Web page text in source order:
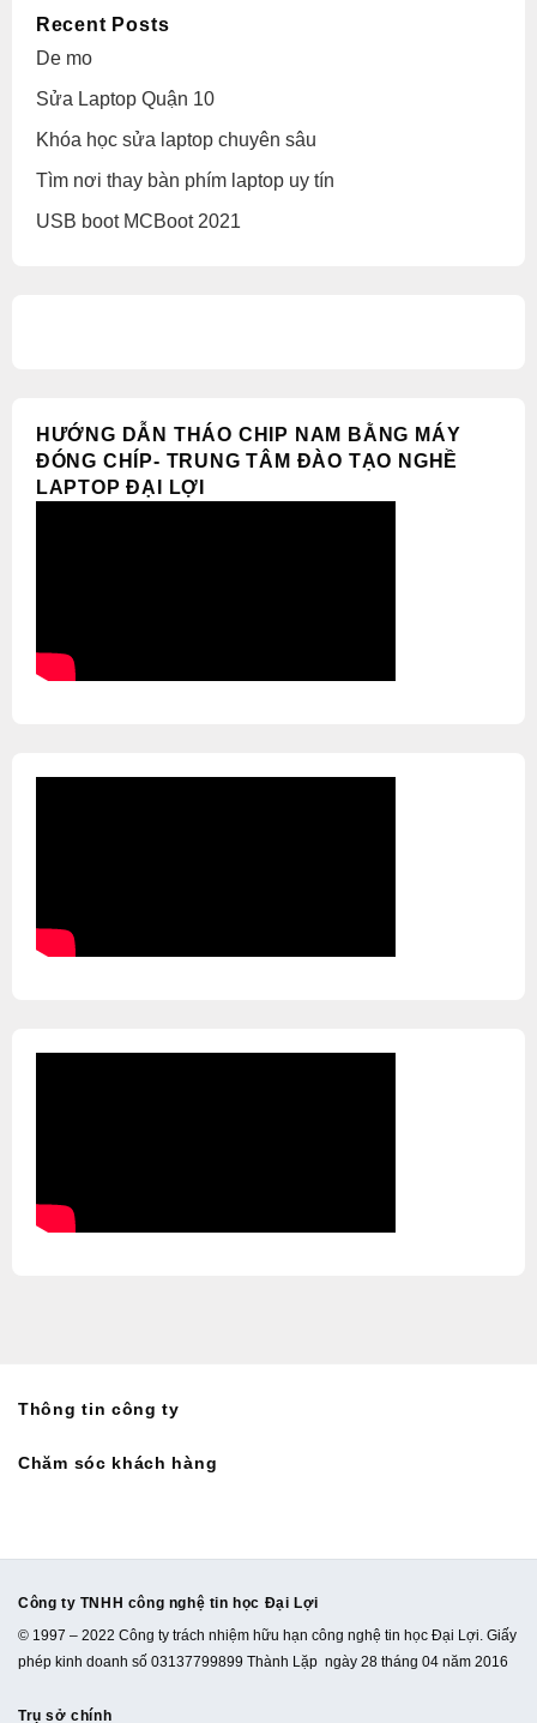
Recent Posts
De mo
Sửa Laptop Quận 10
Khóa học sửa laptop chuyên sâu
Tìm nơi thay bàn phím laptop uy tín
USB boot MCBoot 2021
HƯỚNG DẪN THÁO CHIP NAM BẰNG MÁY
ĐÓNG CHÍP- TRUNG TÂM ĐÀO TẠO NGHỀ
LAPTOP ĐẠI LỢI
Thông tin công ty
Chăm sóc khách hàng
Công ty TNHH công nghệ tin học Đại Lợi
© 1997 – 2022 Công ty trách nhiệm hữu hạn công nghệ tin học Đại Lợi. Giấy
phép kinh doanh số 03137799899 Thành Lặp ngày 28 tháng 04 năm 2016
Trụ sở chính